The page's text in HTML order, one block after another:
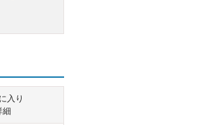
入り
細